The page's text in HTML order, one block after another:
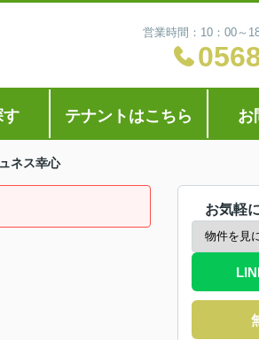
営業時間：10：00～
す テナントはこちら お
ネス幸心
お気軽